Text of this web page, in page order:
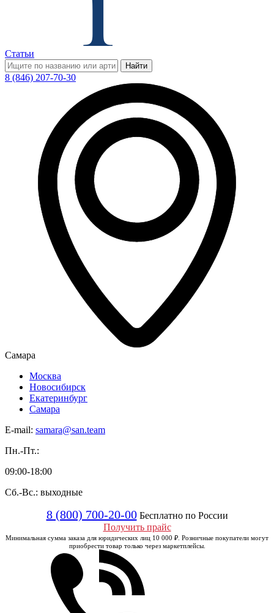
Статьи
Найти
8 (846) 207-70-30
Самара
Москва
Новосибирск
Екатеринбург
Самара
E-mail: samara@san.team
Пн.-Пт.:
09:00-18:00
Сб.-Вс.: выходные
8 (800) 700-20-00 Бесплатно по России
Получить прайс
Минимальная сумма заказа для юридических лиц 10 000 ₽. Розничные покупатели могут
приобрести товар только через маркетплейсы.